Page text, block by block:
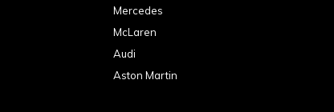
Mercedes
McLaren
Audi
Aston Martin